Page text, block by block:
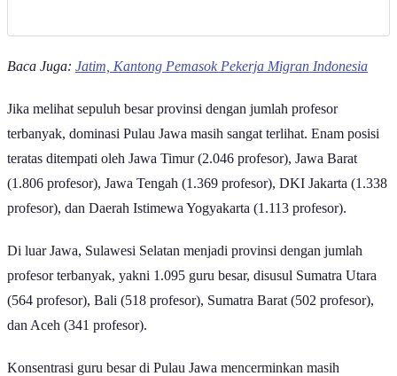
Baca Juga: Jatim, Kantong Pemasok Pekerja Migran Indonesia
Jika melihat sepuluh besar provinsi dengan jumlah profesor
terbanyak, dominasi Pulau Jawa masih sangat terlihat. Enam posisi
teratas ditempati oleh Jawa Timur (2.046 profesor), Jawa Barat
(1.806 profesor), Jawa Tengah (1.369 profesor), DKI Jakarta (1.338
profesor), dan Daerah Istimewa Yogyakarta (1.113 profesor).
Di luar Jawa, Sulawesi Selatan menjadi provinsi dengan jumlah
profesor terbanyak, yakni 1.095 guru besar, disusul Sumatra Utara
(564 profesor), Bali (518 profesor), Sumatra Barat (502 profesor),
dan Aceh (341 profesor).
Konsentrasi guru besar di Pulau Jawa mencerminkan masih